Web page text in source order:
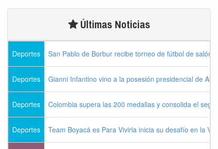
Últimas Noticias
Deportes San Pablo de Borbur recibe torneo de fútbol de salón
Deportes Gianni Infantino vino a la posesión presidencial de
Deportes Colombia supera las 200 medallas y consolida el
Deportes Team Boyacá es Para Vivirla inicia su desafío en la